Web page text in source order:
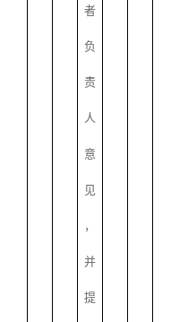
者
负
责
人
意
见
，
并
提